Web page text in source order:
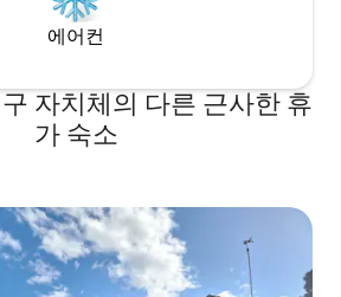
에어컨
자치체의 다른 근사한 휴
가 숙소